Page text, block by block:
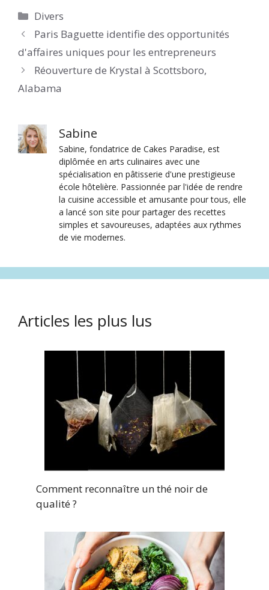
Catégories
Divers
Paris Baguette identifie des opportunités
d'affaires uniques pour les entrepreneurs
Réouverture de Krystal à Scottsboro,
Alabama
Sabine
Sabine, fondatrice de Cakes Paradise, est
diplômée en arts culinaires avec une
spécialisation en pâtisserie d'une prestigieuse
école hôtelière. Passionnée par l'idée de rendre
la cuisine accessible et amusante pour tous, elle
a lancé son site pour partager des recettes
simples et savoureuses, adaptées aux rythmes
de vie modernes.
Articles les plus lus
Comment reconnaître un thé noir de
qualité ?